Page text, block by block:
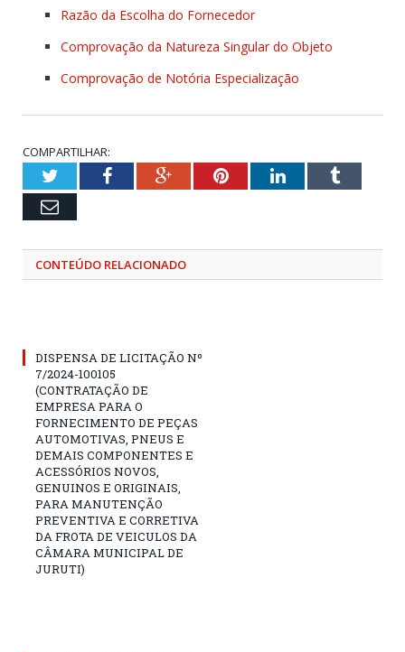
Razão da Escolha do Fornecedor
Comprovação da Natureza Singular do Objeto
Comprovação de Notória Especialização
COMPARTILHAR:
TwitterFacebookGoogle+PinterestLinkedInTumblr
Email
CONTEÚDO RELACIONADO
DISPENSA DE LICITAÇÃO Nº
7/2024-100105
(CONTRATAÇÃO DE
EMPRESA PARA O
FORNECIMENTO DE PEÇAS
AUTOMOTIVAS, PNEUS E
DEMAIS COMPONENTES E
ACESSÓRIOS NOVOS,
GENUINOS E ORIGINAIS,
PARA MANUTENÇÃO
PREVENTIVA E CORRETIVA
DA FROTA DE VEICULOS DA
CÂMARA MUNICIPAL DE
JURUTI)